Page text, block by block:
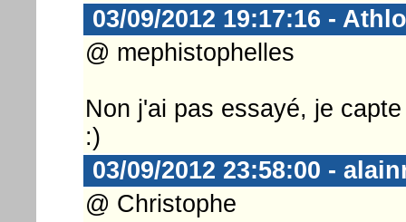
03/09/2012 19:17:16 -
@ mephistophelles
Non j'ai pas essayé, je
:)
03/09/2012 23:58:00 -
@ Christophe